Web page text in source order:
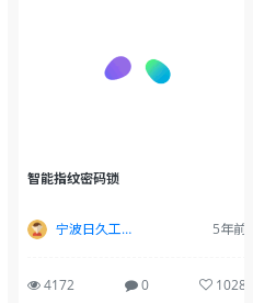
智能指纹密码锁
宁波日久工业设计 5年前
4172 0 1028